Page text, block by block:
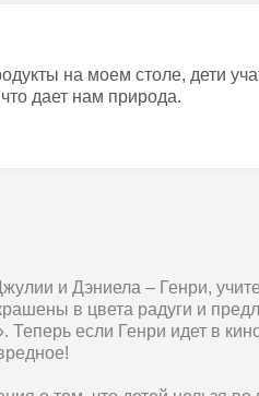
на моем столе, дети
дает нам природа.
и Дэниела – Генри,
в цвета радуги и
если Генри идет в